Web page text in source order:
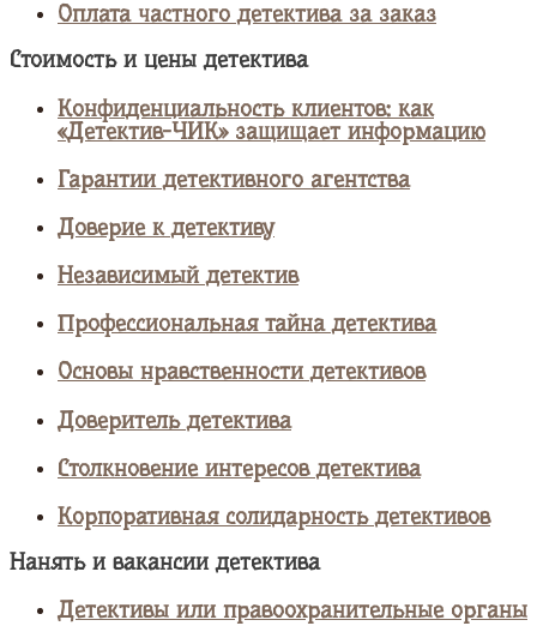
Оплата частного детектива за заказ
Стоимость и цены детектива
Конфиденциальность клиентов: как
«Детектив-ЧИК» защищает информацию
Гарантии детективного агентства
Доверие к детективу
Независимый детектив
Профессиональная тайна детектива
Основы нравственности детективов
Доверитель детектива
Столкновение интересов детектива
Корпоративная солидарность детективов
Нанять и вакансии детектива
Детективы или правоохранительные органы